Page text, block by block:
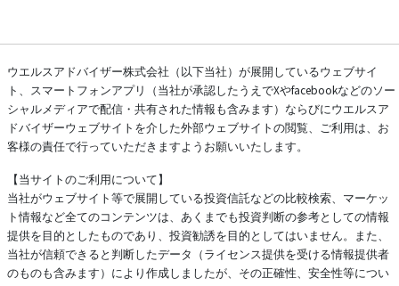
ウエルスアドバイザー株式会社（以下当社）が展開しているウェブサイ
ト、スマートフォンアプリ（当社が承認したうえでXやfacebookなどのソー
シャルメディアで配信・共有された情報も含みます）ならびにウエルスア
ドバイザーウェブサイトを介した外部ウェブサイトの閲覧、ご利用は、お
客様の責任で行っていただきますようお願いいたします。
【当サイトのご利用について】
当社がウェブサイト等で展開している投資信託などの比較検索、マーケッ
ト情報など全てのコンテンツは、あくまでも投資判断の参考としての情報
提供を目的としたものであり、投資勧誘を目的としてはいません。また、
当社が信頼できると判断したデータ（ライセンス提供を受ける情報提供者
のものも含みます）により作成しましたが、その正確性、安全性等につい